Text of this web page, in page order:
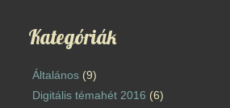
Kategóriák
Általános(9)
Digitális témahét 2016 (6)